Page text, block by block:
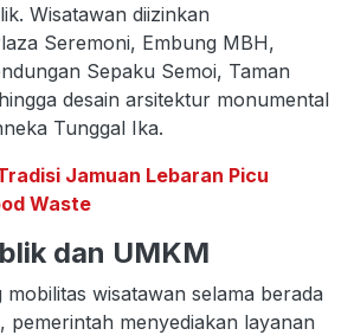
Wisatawan diizinkan
Seremoni, Embung MBH,
Sepaku Semoi, Taman
desain arsitektur monumental
Tunggal Ika.
Jamuan Lebaran Picu
Waste
dan UMKM
wisatawan selama berada
pemerintah menyediakan layanan